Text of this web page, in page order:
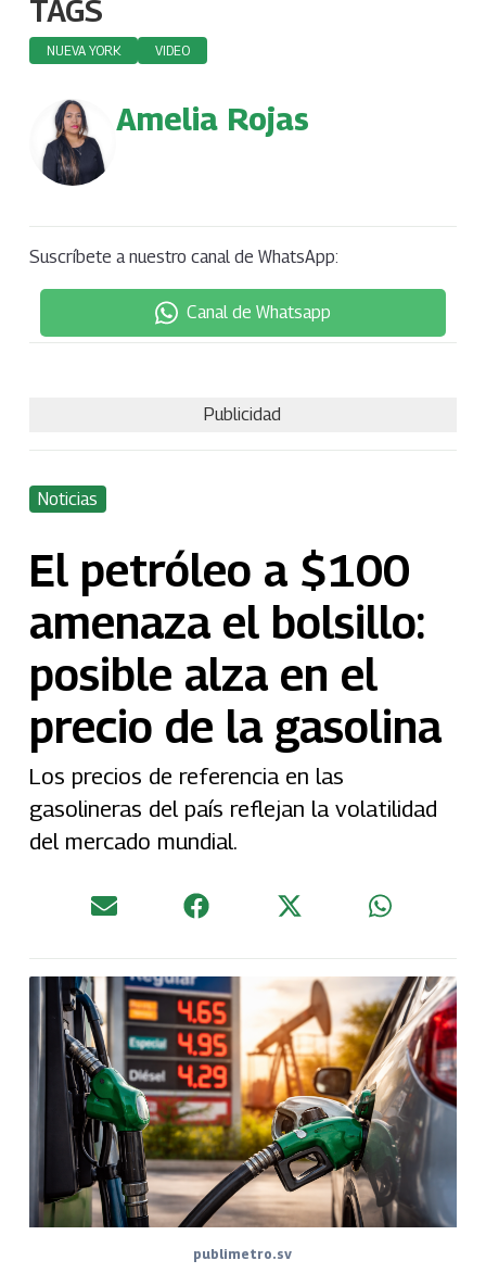
TAGS
NUEVA YORK VIDEO
Amelia Rojas
Suscríbete a nuestro canal de WhatsApp:
Canal de Whatsapp
Publicidad
Noticias
El petróleo a $100
amenaza el bolsillo:
posible alza en el
precio de la gasolina
Los precios de referencia en las
gasolineras del país reflejan la volatilidad
del mercado mundial.
publimetro.sv